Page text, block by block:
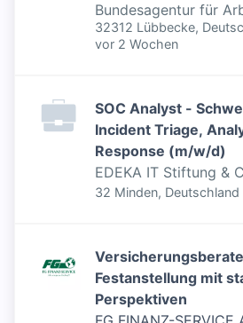
Beratung für Bildung,
Beschäftigung -
Bundesagentur für
32312 Lübbecke,
Veröffentlicht:
vor 2 Wochen
SOC Analyst -
Incident Triage,
Response (m/w/d)
EDEKA IT Stiftung &
32 Minden, Deutschland
Festanstellung mit
Perspektiven